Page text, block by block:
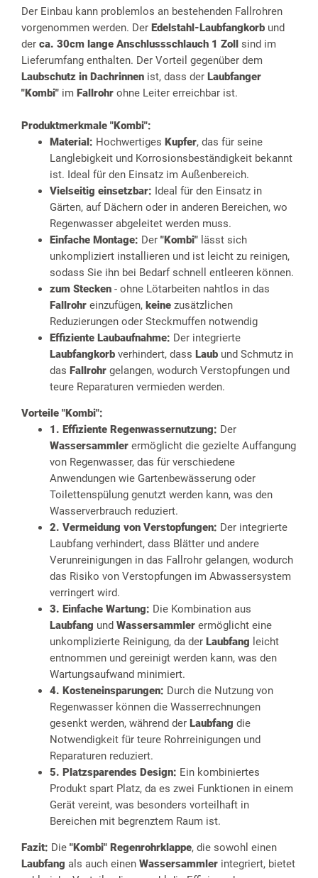
Der Einbau kann problemlos an bestehenden Fallrohren
vorgenommen werden. Der Edelstahl-Laubfangkorb und
der ca. 30cm lange Anschlussschlauch 1 Zoll sind im
Lieferumfang enthalten. Der Vorteil gegenüber dem
Laubschutz in Dachrinnen ist, dass der Laubfanger
"Kombi" im Fallrohr ohne Leiter erreichbar ist.
Produktmerkmale "Kombi":
Material: Hochwertiges Kupfer, das für seine
Langlebigkeit und Korrosionsbeständigkeit bekannt
ist. Ideal für den Einsatz im Außenbereich.
Vielseitig einsetzbar: Ideal für den Einsatz in
Gärten, auf Dächern oder in anderen Bereichen, wo
Regenwasser abgeleitet werden muss.
Einfache Montage: Der "Kombi" lässt sich
unkompliziert installieren und ist leicht zu reinigen,
sodass Sie ihn bei Bedarf schnell entleeren können.
zum Stecken - ohne Lötarbeiten nahtlos in das
Fallrohr einzufügen, keine zusätzlichen
Reduzierungen oder Steckmuffen notwendig
Effiziente Laubaufnahme: Der integrierte
Laubfangkorb verhindert, dass Laub und Schmutz in
das Fallrohr gelangen, wodurch Verstopfungen und
teure Reparaturen vermieden werden.
Vorteile "Kombi":
1. Effiziente Regenwassernutzung: Der
Wassersammler ermöglicht die gezielte Auffangung
von Regenwasser, das für verschiedene
Anwendungen wie Gartenbewässerung oder
Toilettenspülung genutzt werden kann, was den
Wasserverbrauch reduziert.
2. Vermeidung von Verstopfungen: Der integrierte
Laubfang verhindert, dass Blätter und andere
Verunreinigungen in das Fallrohr gelangen, wodurch
das Risiko von Verstopfungen im Abwassersystem
verringert wird.
3. Einfache Wartung: Die Kombination aus
Laubfang und Wassersammler ermöglicht eine
unkomplizierte Reinigung, da der Laubfang leicht
entnommen und gereinigt werden kann, was den
Wartungsaufwand minimiert.
4. Kosteneinsparungen: Durch die Nutzung von
Regenwasser können die Wasserrechnungen
gesenkt werden, während der Laubfang die
Notwendigkeit für teure Rohrreinigungen und
Reparaturen reduziert.
5. Platzsparendes Design: Ein kombiniertes
Produkt spart Platz, da es zwei Funktionen in einem
Gerät vereint, was besonders vorteilhaft in
Bereichen mit begrenztem Raum ist.
Fazit: Die "Kombi" Regenrohrklappe, die sowohl einen
Laubfang als auch einen Wassersammler integriert, bietet